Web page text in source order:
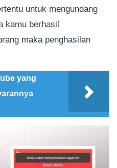
untuk mengundang
kamu berhasil
maka penghasilan
yang